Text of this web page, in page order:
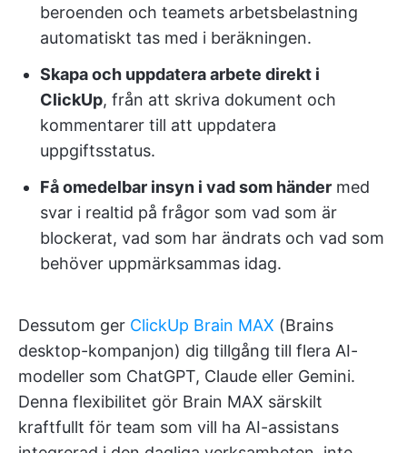
beroenden och teamets arbetsbelastning
automatiskt tas med i beräkningen.
Skapa och uppdatera arbete direkt i
ClickUp, från att skriva dokument och
kommentarer till att uppdatera
uppgiftsstatus.
Få omedelbar insyn i vad som händer med
svar i realtid på frågor som vad som är
blockerat, vad som har ändrats och vad som
behöver uppmärksammas idag.
Dessutom ger ClickUp Brain MAX (Brains
desktop-kompanjon) dig tillgång till flera AI-
modeller som ChatGPT, Claude eller Gemini.
Denna flexibilitet gör Brain MAX särskilt
kraftfullt för team som vill ha AI-assistans